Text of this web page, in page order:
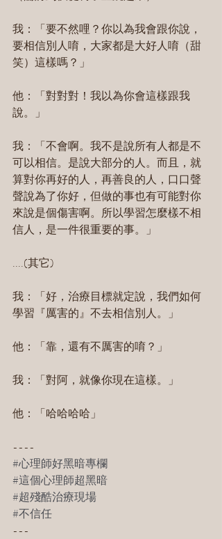
我：「要不然哩？你以為我會跟你說，
要相信別人唷，大家都是大好人唷（甜
笑）這樣嗎？」
他：「對對對！我以為你會這樣跟我
說。」
我：「不會啊。我不是說所有人都是不
可以相信。是說大部分的人。而且，就
算對你再好的人，再善良的人，口口聲
聲說為了你好，但做的事也有可能對你
來說是個傷害啊。所以學習怎麼樣不相
信人，是一件很重要的事。」
....(其它)
我：「好，治療目標就定說，我們如何
學習『厲害的』不去相信別人。」
他：「靠，還有不厲害的唷？」
我：「對阿，就像你現在這樣。」
他：「哈哈哈哈」
----
#心理師好黑暗專欄
#這個心理師超黑暗
#超殘酷治療現場
#不信任
---